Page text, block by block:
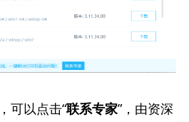
可以点击“联系专家”，由资深